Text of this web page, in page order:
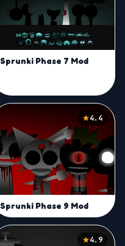
Sprunki Phase 7 Mod
4.4
Sprunki Phase 9 Mod
4.9